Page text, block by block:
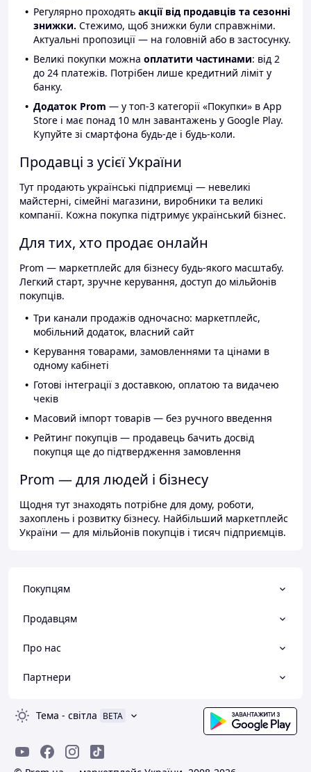
Регулярно проходять акції від продавців та сезонні
знижки. Стежимо, щоб знижки були справжніми.
Актуальні пропозиції — на головній або в застосунку.
Великі покупки можна оплатити частинами: від 2
до 24 платежів. Потрібен лише кредитний ліміт у
банку.
Додаток Prom — у топ-3 категорії «Покупки» в App
Store і має понад 10 млн завантажень у Google Play.
Купуйте зі смартфона будь-де і будь-коли.
Продавці з усієї України
Тут продають українські підприємці — невеликі
майстерні, сімейні магазини, виробники та великі
компанії. Кожна покупка підтримує український бізнес.
Для тих, хто продає онлайн
Prom — маркетплейс для бізнесу будь-якого масштабу.
Легкий старт, зручне керування, доступ до мільйонів
покупців.
Три канали продажів одночасно: маркетплейс,
мобільний додаток, власний сайт
Керування товарами, замовленнями та цінами в
одному кабінеті
Готові інтеграції з доставкою, оплатою та видачею
чеків
Масовий імпорт товарів — без ручного введення
Рейтинг покупців — продавець бачить досвід
покупця ще до підтвердження замовлення
Prom — для людей і бізнесу
Щодня тут знаходять потрібне для дому, роботи,
захоплень і розвитку бізнесу. Найбільший маркетплейс
України — для мільйонів покупців і тисяч підприємців.
Покупцям
Продавцям
Про нас
Партнери
Тема - світла BETA